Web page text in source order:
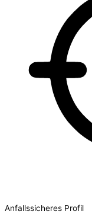
Anfallssicheres Profil